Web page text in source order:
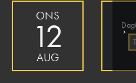
ONS
12
AUG
›